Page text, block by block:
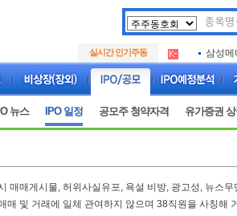
실시간 인기주동
.
아크로
삼성메
.
아크로
아하
뉴스 IPO 일정 공모주 청약자격 유가증권
매매게시물, 허위사실유포, 욕설 비방, 광고성, 뉴스
매 및 거래에 일체 관여하지 않으며 38직원을 사칭해